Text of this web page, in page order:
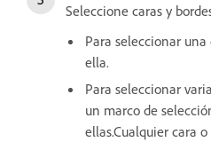
Seleccione caras y
Para seleccionar
ella.
Para seleccionar
un marco de
ellas.Cualquier cara